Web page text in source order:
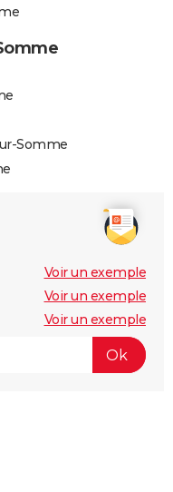
Somme
Voir un exemple
Voir un exemple
Voir un exemple